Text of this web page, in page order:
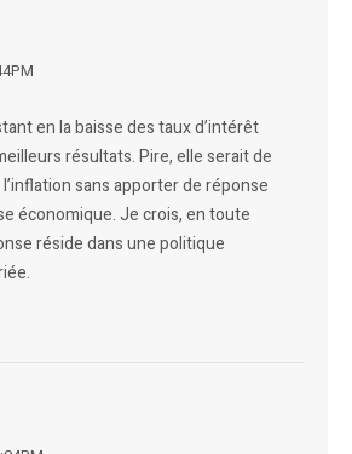
en la baisse des taux d’intérêt
résultats. Pire, elle serait de
sans apporter de réponse
économique. Je crois, en toute
réside dans une politique